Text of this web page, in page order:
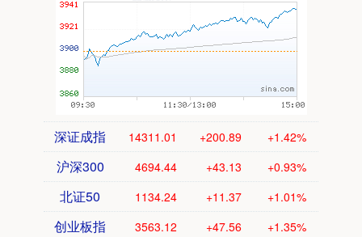
深证成指 14311.01 +200.89 +1.42%
沪深300 4694.44 +43.13 +0.93%
北证50 1134.24 +11.37 +1.01%
创业板指 3563.12 +47.56 +1.35%